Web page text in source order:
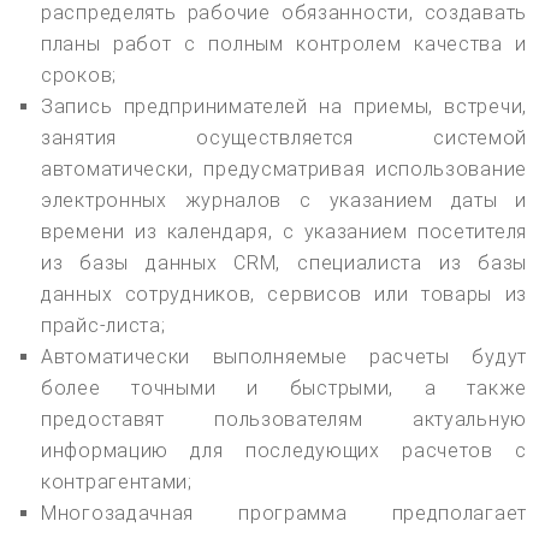
распределять рабочие обязанности, создавать
планы работ с полным контролем качества и
сроков;
Запись предпринимателей на приемы, встречи,
занятия осуществляется системой
автоматически, предусматривая использование
электронных журналов с указанием даты и
времени из календаря, с указанием посетителя
из базы данных CRM, специалиста из базы
данных сотрудников, сервисов или товары из
прайс-листа;
Автоматически выполняемые расчеты будут
более точными и быстрыми, а также
предоставят пользователям актуальную
информацию для последующих расчетов с
контрагентами;
Многозадачная программа предполагает